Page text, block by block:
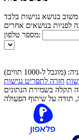
מספר טלפון:
(מוגבל ל-1000 תווים)
חזרה לתפריט נגישות
תקלה בשמירת הנתונים